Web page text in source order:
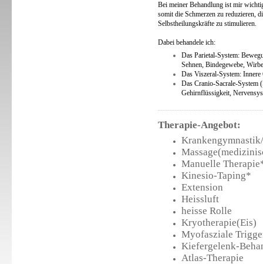
Bei meiner Behandlung ist mir
somit die Schmerzen zu reduzieren,
Selbstheilungskräfte zu stimulieren.
Dabei behandele ich:
Das Parietal-System:
Sehnen, Bindegewebe,
Das Viszeral-System: Innere
Das Cranio-Sacrale-System
Gehirnflüssigkeit,
Therapie-Angebot:
Manuelle
Kinesio-Taping*
Extension
Heissluft
heisse Rolle
Kryotherapie(Eis)
Myofasziale
Kiefergelenk-
Atlas-Therapie